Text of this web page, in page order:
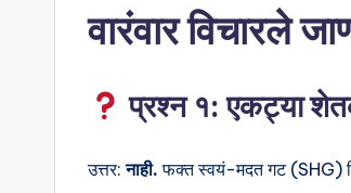
वारंवार विचारले
प्रश्न १: एकट्या
उत्तर:नाही. फक्त स्वयं-मदत गट (SHG)